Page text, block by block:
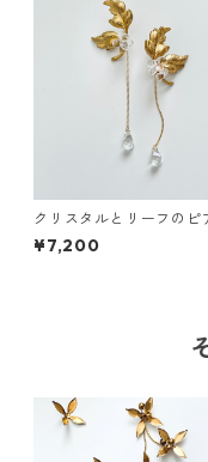
クリスタルとリーフのピ
¥7,200